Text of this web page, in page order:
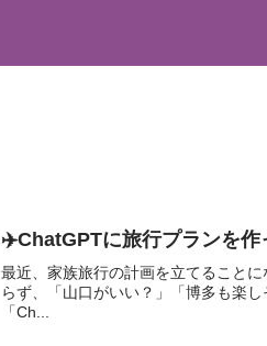
✈️ChatGPTに旅行プランを作
最近、家族旅行の計画を立てること
らず、「山口がいい？」「博多も楽
「Ch...